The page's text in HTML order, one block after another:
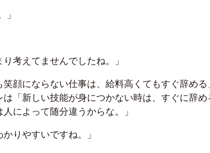
」
考えてませんでしたね。」
笑顔にならない仕事は、給料高くてもすぐ辞める
「新しい技能が身につかない時は、すぐに辞め
によって随分違うからな。」
りやすいですね。」